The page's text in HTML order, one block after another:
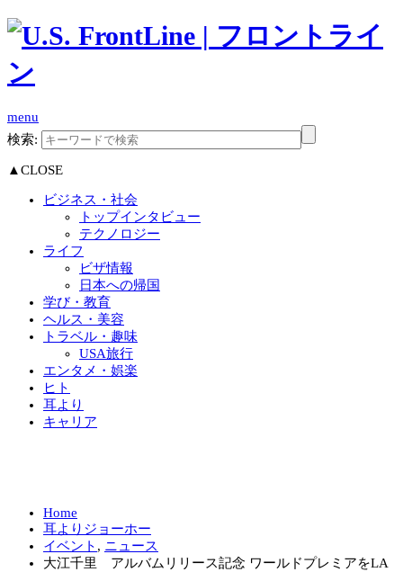
menu
検索:
▲CLOSE
ビジネス・社会
トップインタビュー
テクノロジー
ライフ
ビザ情報
日本への帰国
学び・教育
ヘルス・美容
トラベル・趣味
USA旅行
エンタメ・娯楽
ヒト
耳より
キャリア
Home
耳よりジョーホー
イベント , ニュース
大江千里 アルバムリリース記念 ワールドプレミアをLA